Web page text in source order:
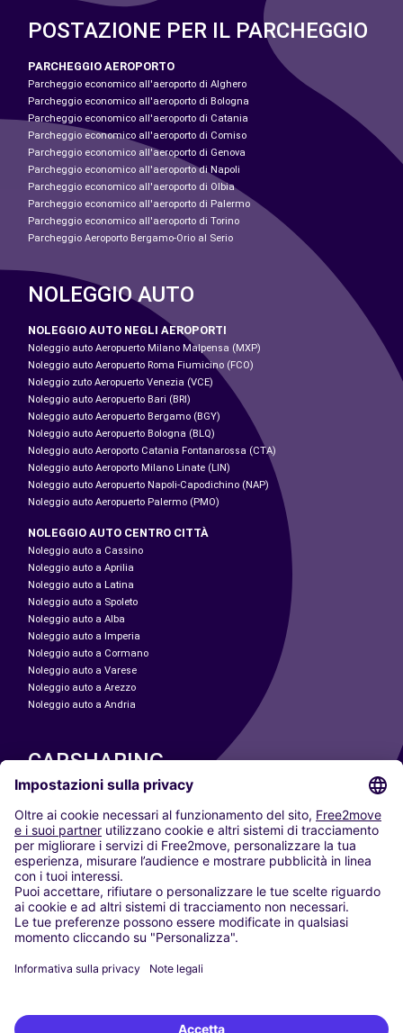
POSTAZIONE PER IL PARCHEGGIO
PARCHEGGIO AEROPORTO
Parcheggio economico all'aeroporto di Alghero
Parcheggio economico all'aeroporto di Bologna
Parcheggio economico all'aeroporto di Catania
Parcheggio economico all'aeroporto di Comiso
Parcheggio economico all'aeroporto di Genova
Parcheggio economico all'aeroporto di Napoli
Parcheggio economico all'aeroporto di Olbia
Parcheggio economico all'aeroporto di Palermo
Parcheggio economico all'aeroporto di Torino
Parcheggio Aeroporto Bergamo-Orio al Serio
NOLEGGIO AUTO
NOLEGGIO AUTO NEGLI AEROPORTI
Noleggio auto Aeropuerto Milano Malpensa (MXP)
Noleggio auto Aeropuerto Roma Fiumicino (FCO)
Noleggio zuto Aeropuerto Venezia (VCE)
Noleggio auto Aeropuerto Bari (BRI)
Noleggio auto Aeropuerto Bergamo (BGY)
Noleggio auto Aeropuerto Bologna (BLQ)
Noleggio auto Aeroporto Catania Fontanarossa (CTA)
Noleggio auto Aeroporto Milano Linate (LIN)
Noleggio auto Aeropuerto Napoli-Capodichino (NAP)
Noleggio auto Aeropuerto Palermo (PMO)
NOLEGGIO AUTO CENTRO CITTÀ
Noleggio auto a Cassino
Noleggio auto a Aprilia
Noleggio auto a Latina
Noleggio auto a Spoleto
Noleggio auto a Alba
Noleggio auto a Imperia
Noleggio auto a Cormano
Noleggio auto a Varese
Noleggio auto a Arezzo
Noleggio auto a Andria
CARSHARING
LE NOSTRE CITTÀ
Paris
Madrid
Washington DC
Milano
Roma
Torino
Vienna
Berlino
Düsseldorf